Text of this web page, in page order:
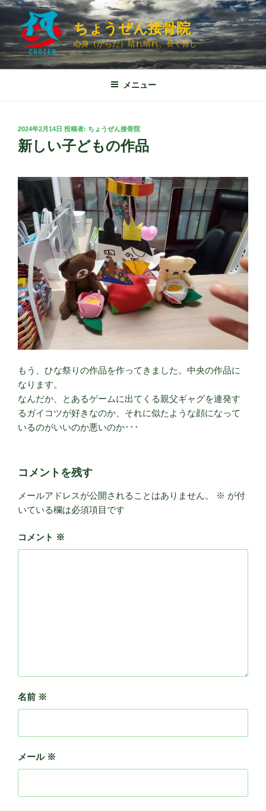
コ
ン
ツ
ちょうぜん接骨院
心身（からだ）晴れ晴れ、長く善し
メニュー
投
稿
日:
2024年2月14日 投稿者: ちょうぜん接骨院
新しい子どもの作品
もう、ひな祭りの作品を作ってきました。中央の作品に
なります。
なんだか、とあるゲームに出てくる親父ギャグを連発す
るガイコツが好きなのか、それに似たような顔になって
いるのがいいのか悪いのか･･･
コメントを残す
メールアドレスが公開されることはありません。 ※ が付
いている欄は必須項目です
コメント ※
名前 ※
メール ※